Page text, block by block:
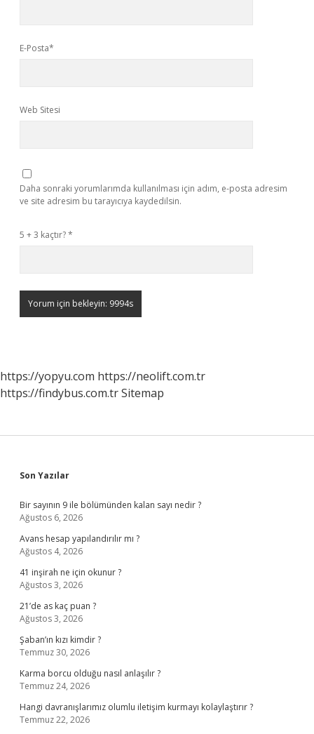
E-Posta*
Web Sitesi
Daha sonraki yorumlarımda kullanılması için adım, e-posta adresim
ve site adresim bu tarayıcıya kaydedilsin.
5 + 3 kaçtır?*
https://yopyu.com https://neolift.com.tr
https://findybus.com.trSitemap
Sidebar
Son Yazılar
Bir sayının 9 ile bölümünden kalan sayı nedir ?
Ağustos 6, 2026
Avans hesap yapılandırılır mı ?
Ağustos 4, 2026
41 inşirah ne için okunur ?
Ağustos 3, 2026
21’de as kaç puan ?
Ağustos 3, 2026
Şaban’ın kızı kimdir ?
Temmuz 30, 2026
Karma borcu olduğu nasıl anlaşılır ?
Temmuz 24, 2026
Hangi davranışlarımız olumlu iletişim kurmayı kolaylaştırır ?
Temmuz 22, 2026